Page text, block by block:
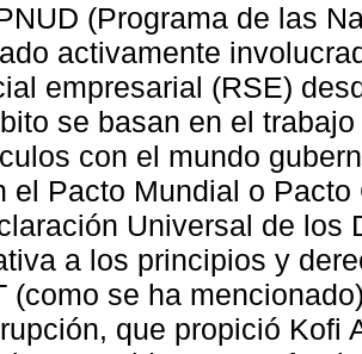
(Programa de las
activamente
empresarial (RSE)
se basan en el
con el mundo
el Pacto Mundial o
Universal de los
a los principios y
(como se ha
que propició Kofi